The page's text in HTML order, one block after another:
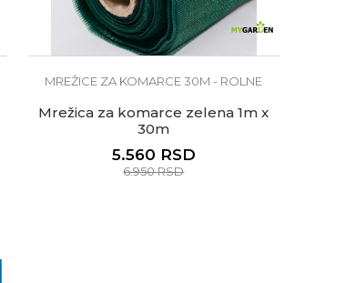
MREŽICE ZA KOMARCE 30M - ROLNE
Mrežica za komarce zelena 1m x
30m
5.560 RSD
6.950RSD